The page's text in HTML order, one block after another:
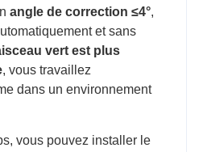
angle de correction ≤4°,
et sans
vert est plus
, vous travaillez
dans un environnement
vous pouvez installer le